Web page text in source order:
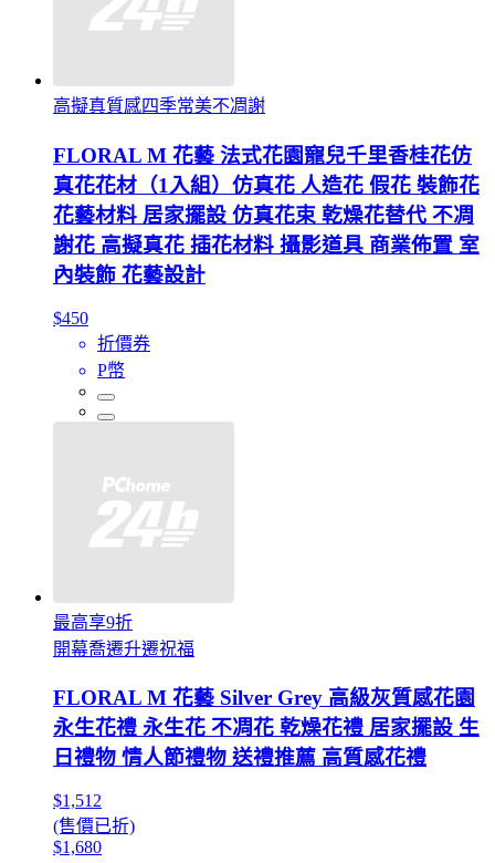
高擬真質感四季常美不凋謝
FLORAL M 花藝 法式花園寵兒千里香桂花仿
真花花材（1入組）仿真花 人造花 假花 裝飾花
花藝材料 居家擺設 仿真花束 乾燥花替代 不凋
謝花 高擬真花 插花材料 攝影道具 商業佈置 室
內裝飾 花藝設計
$450
折價券
P幣
最高享9折
開幕喬遷升遷祝福
FLORAL M 花藝 Silver Grey 高級灰質感花園
永生花禮 永生花 不凋花 乾燥花禮 居家擺設 生
日禮物 情人節禮物 送禮推薦 高質感花禮
$1,512
(售價已折)
$1,680